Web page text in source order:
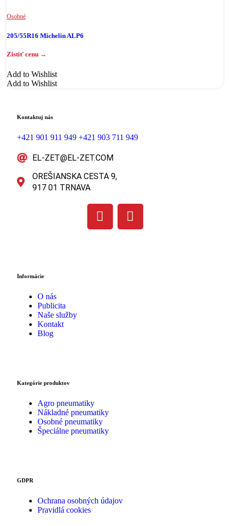
Osobné
205/55R16 Michelin ALP6
Add to Wishlist
Add to Wishlist
Kontaktuj nás
+421 901 911 949 +421 903 711 949
EL-ZET@EL-ZET.COM
OREŠIANSKA CESTA 9,
917 01 TRNAVA
Informácie
O nás
Publicita
Naše služby
Kontakt
Blog
Kategórie produktov
Agro pneumatiky
Nákladné pneumatiky
Osobné pneumatiky
Špeciálne pneumatiky
GDPR
Ochrana osobných údajov
Pravidlá cookies